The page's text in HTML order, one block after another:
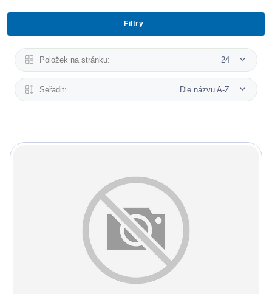
Filtry
Položek na stránku: 24
Seřadit: Dle názvu A-Z